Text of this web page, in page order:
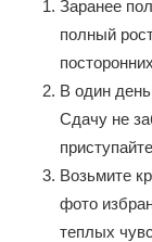
Заранее
полный
В один
Сдачу не
Возьмите
фото
теплых